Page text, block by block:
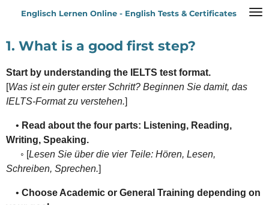
Zum
springen
Englisch Lernen Online - English Tests & Certificates
1. What is a good first step?
Start by understanding the IELTS test format.
[Was ist ein guter erster Schritt? Beginnen Sie damit, das
IELTS-Format zu verstehen.]
• Read about the four parts: Listening, Reading,
Writing, Speaking.
◦ [Lesen Sie über die vier Teile: Hören, Lesen,
Schreiben, Sprechen.]
• Choose Academic or General Training depending on